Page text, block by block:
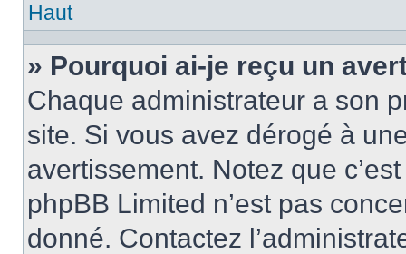
Haut
» Pourquoi ai-je reçu un
Chaque administrateur a son
site. Si vous avez dérogé à
avertissement. Notez que
phpBB Limited n’est pas
donné. Contactez